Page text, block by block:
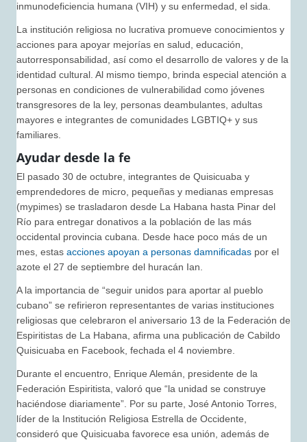
inmunodeficiencia humana (VIH) y su enfermedad, el sida.
La institución religiosa no lucrativa promueve conocimientos y
acciones para apoyar mejorías en salud, educación,
autorresponsabilidad, así como el desarrollo de valores y de la
identidad cultural. Al mismo tiempo, brinda especial atención a
personas en condiciones de vulnerabilidad como jóvenes
transgresores de la ley, personas deambulantes, adultas
mayores e integrantes de comunidades LGBTIQ+ y sus
familiares.
Ayudar desde la fe
El pasado 30 de octubre, integrantes de Quisicuaba y
emprendedores de micro, pequeñas y medianas empresas
(mypimes) se trasladaron desde La Habana hasta Pinar del
Río para entregar donativos a la población de las más
occidental provincia cubana. Desde hace poco más de un
mes, estas acciones apoyan a personas damnificadas por el
azote el 27 de septiembre del huracán Ian.
A la importancia de “seguir unidos para aportar al pueblo
cubano” se refirieron representantes de varias instituciones
religiosas que celebraron el aniversario 13 de la Federación de
Espiritistas de La Habana, afirma una publicación de Cabildo
Quisicuaba en Facebook, fechada el 4 noviembre.
Durante el encuentro, Enrique Alemán, presidente de la
Federación Espiritista, valoró que “la unidad se construye
haciéndose diariamente”. Por su parte, José Antonio Torres,
líder de la Institución Religiosa Estrella de Occidente,
consideró que Quisicuaba favorece esa unión, además de